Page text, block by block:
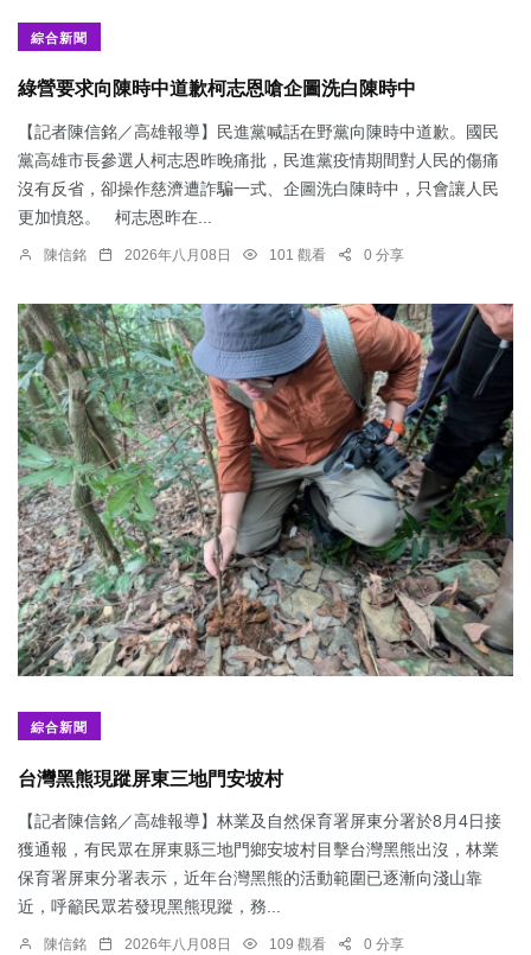
綜合新聞
綠營要求向陳時中道歉柯志恩嗆企圖洗白陳時中
【記者陳信銘／高雄報導】民進黨喊話在野黨向陳時中道歉。國民
黨高雄市長參選人柯志恩昨晚痛批，民進黨疫情期間對人民的傷痛
沒有反省，卻操作慈濟遭詐騙一式、企圖洗白陳時中，只會讓人民
更加憤怒。 柯志恩昨在...
陳信銘 2026年八月08日 101 觀看 0 分享
綜合新聞
台灣黑熊現蹤屏東三地門安坡村
【記者陳信銘／高雄報導】林業及自然保育署屏東分署於8月4日接
獲通報，有民眾在屏東縣三地門鄉安坡村目擊台灣黑熊出沒，林業
保育署屏東分署表示，近年台灣黑熊的活動範圍已逐漸向淺山靠
近，呼籲民眾若發現黑熊現蹤，務...
陳信銘 2026年八月08日 109 觀看 0 分享